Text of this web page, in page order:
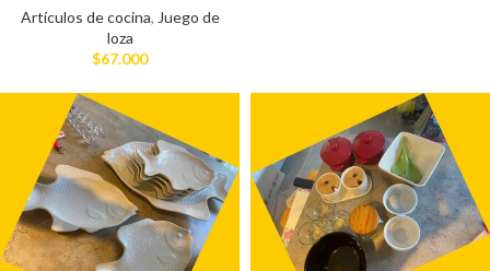
Artículos de cocina, Juego de
loza
$67.000